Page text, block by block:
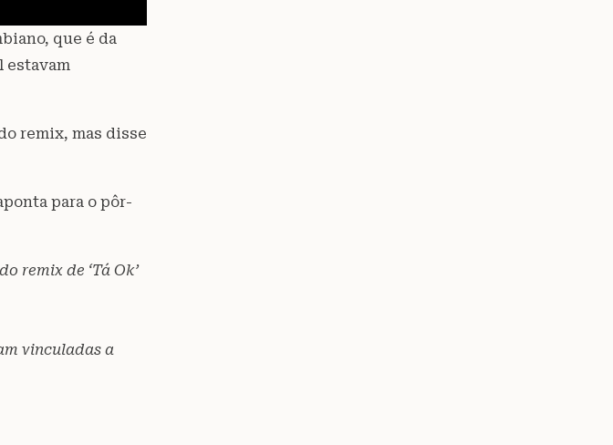
que é da
estavam
remix, mas disse
para o pôr-
remix de ‘Tá Ok’
vinculadas a